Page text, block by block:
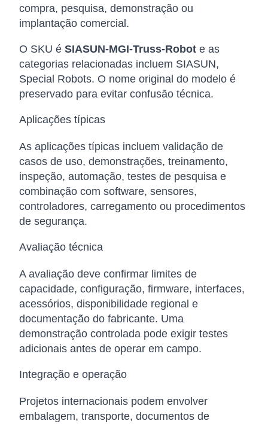
compra, pesquisa, demonstração ou
implantação comercial.
O SKU é SIASUN-MGI-Truss-Robot e as
categorias relacionadas incluem SIASUN,
Special Robots. O nome original do modelo é
preservado para evitar confusão técnica.
Aplicações típicas
As aplicações típicas incluem validação de
casos de uso, demonstrações, treinamento,
inspeção, automação, testes de pesquisa e
combinação com software, sensores,
controladores, carregamento ou procedimentos
de segurança.
Avaliação técnica
A avaliação deve confirmar limites de
capacidade, configuração, firmware, interfaces,
acessórios, disponibilidade regional e
documentação do fabricante. Uma
demonstração controlada pode exigir testes
adicionais antes de operar em campo.
Integração e operação
Projetos internacionais podem envolver
embalagem, transporte, documentos de